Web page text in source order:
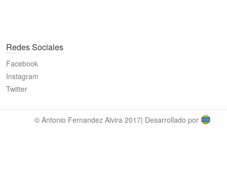
Redes Sociales
Facebook
Instagram
Twitter
© Antonio Fernandez Alvira 2017| Desarrollado por